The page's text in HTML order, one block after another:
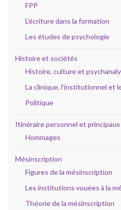
FPP
L'écriture dans la formation
Les études de psychologie
Histoire et sociétés
Histoire, culture et
La clinique, l'institutionnel et
Politique
Itinéraire personnel et
Hommages
Mésinscription
Figures de la mésinscription
Les institutions vouées à la
Théorie de la mésinscription